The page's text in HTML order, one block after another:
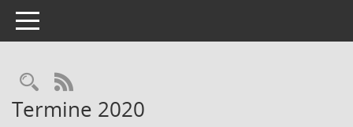
Toggle navigation
Rechercheauswahl
RSS-Feed
Termine 2020